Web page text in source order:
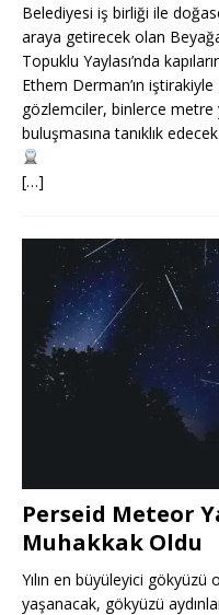
Belediyesi iş birliği ile
araya getirecek olan
Topuklu Yaylası’nda
Ethem Derman’ın
gözlemciler, binlerce metre
buluşmasına tanıklık edecek.
[…]
Perseid Meteor
Muhakkak Oldu
Yılın en büyüleyici
yaşanacak, gökyüzü